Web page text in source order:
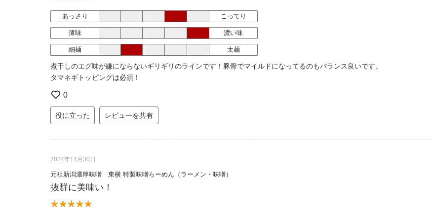
あっさり こってり
薄味 濃い味
細麺 太麺
煮干しのエグ味が嫌にならないギリギリのラインです！豚骨でマイルドになってるのもバランス良いです。
タマネギトッピングは必須！
0
役に立った レビューを共有
2024年11月30日
元祖新潟濃厚味噌 東横 特製味噌らーめん（ラーメン・味噌）
抜群に美味い！